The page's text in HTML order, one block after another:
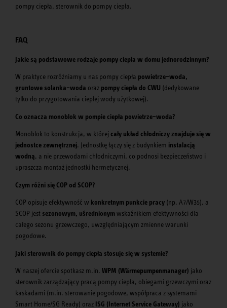
pompy ciepła, sterownik do pompy ciepła.
FAQ
Jakie są podstawowe rodzaje pompy ciepła w domu jednorodzinnym?
W praktyce rozróżniamy u nas pompy ciepła powietrze–woda,
gruntowe solanka–woda oraz pompy ciepła do CWU (dedykowane
tylko do przygotowania ciepłej wody użytkowej).
Co oznacza monoblok w pompie ciepła powietrze–woda?
Monoblok to konstrukcja, w której cały układ chłodniczy znajduje się w
jednostce zewnętrznej. Jednostkę łączy się z budynkiem instalacją
wodną, a nie przewodami chłodniczymi, co podnosi bezpieczeństwo i
upraszcza montaż jednostki hermetycznej.
Czym różni się COP od SCOP?
COP opisuje efektywność w konkretnym punkcie pracy (np. A7/W35), a
SCOP jest sezonowym, uśrednionymwskaźnikiem efektywności dla
całego sezonu grzewczego, uwzględniającym zmienne warunki
pogodowe.
Jaki sterownik do pompy ciepła stosuje się w systemie?
W naszej ofercie spotkasz m.in. WPM (Wärmepumpenmanager) jako
sterownik zarządzający pracą pompy ciepła, obiegami grzewczymi oraz
kaskadami (m.in. sterowanie pogodowe, współpraca z systemami
Smart Home/SG Ready) oraz ISG (Internet Service Gateway) jako